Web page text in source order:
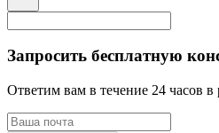
Запросить бесплатную
Ответим вам в течение 24 часов в